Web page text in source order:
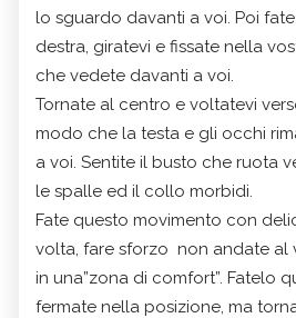
lo sguardo davanti a voi. Poi
destra, giratevi e fissate nella
che vedete davanti a voi.
Tornate al centro e voltatevi
modo che la testa e gli occhi
a voi. Sentite il busto che ruota
le spalle ed il collo morbidi.
Fate questo movimento con
volta, fare sforzo non andate al
in una”zona di comfort”. Fatelo
fermate nella posizione, ma